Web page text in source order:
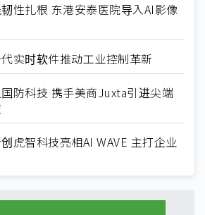
性扎根 东港安泰医院导入AI影像
实时软件推动工业控制革新
防科技 携手美商Juxta引进尖端
虎智科技亮相AI WAVE 主打企业